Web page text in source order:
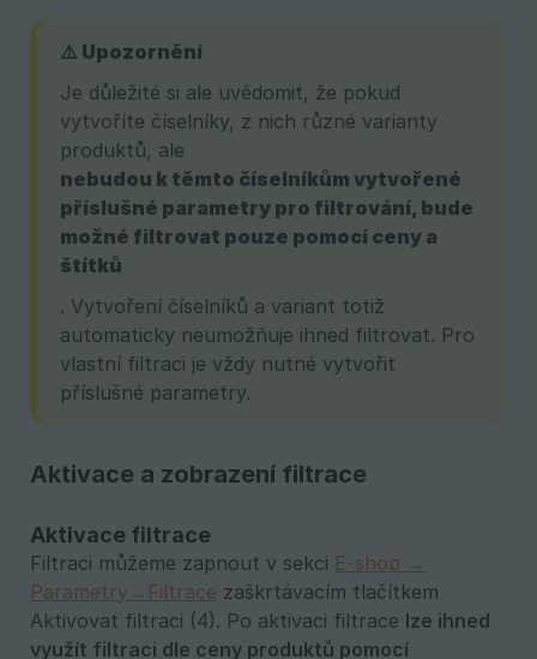
⚠️ Upozornění
Je důležité si ale uvědomit, že pokud
vytvoříte číselníky, z nich různé varianty
produktů, ale
nebudou k těmto číselníkům vytvořené
příslušné parametry pro filtrování, bude
možné filtrovat pouze pomocí ceny a
štítků
. Vytvoření číselníků a variant totiž
automaticky neumožňuje ihned filtrovat. Pro
vlastní filtraci je vždy nutné vytvořit
příslušné parametry.
Aktivace a zobrazení filtrace
Aktivace filtrace
Filtraci můžeme zapnout v sekci E-shop →
Parametry→Filtrace zaškrtávacím tlačítkem
Aktivovat filtraci (4). Po aktivaci filtrace lze ihned
využít filtraci dle ceny produktů pomocí